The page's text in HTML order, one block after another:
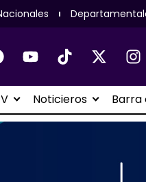
Noticieros Barra